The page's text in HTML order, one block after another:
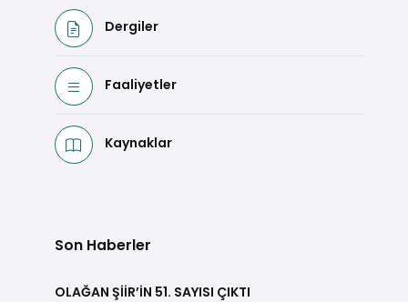
Dergiler
Faaliyetler
Kaynaklar
Son Haberler
OLAĞAN ŞİİR’İN 51. SAYISI ÇIKTI